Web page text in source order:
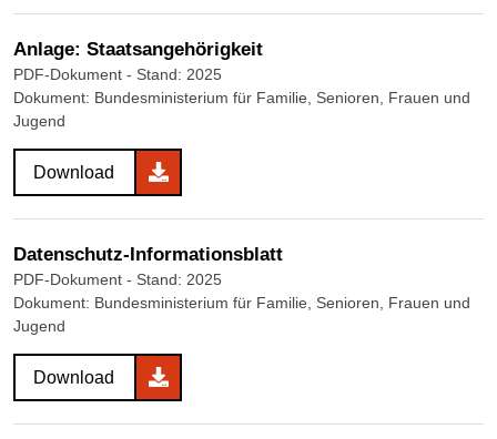
Anlage: Staatsangehörigkeit
PDF-Dokument - Stand: 2025
Dokument: Bundesministerium für Familie, Senioren, Frauen und
Jugend
Download
Datenschutz-Informationsblatt
PDF-Dokument - Stand: 2025
Dokument: Bundesministerium für Familie, Senioren, Frauen und
Jugend
Download